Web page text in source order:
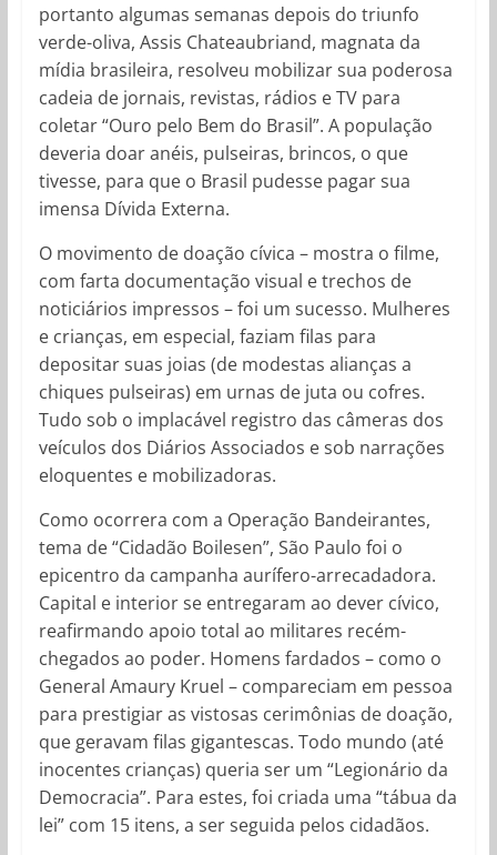
portanto algumas semanas depois do triunfo
verde-oliva, Assis Chateaubriand, magnata da
mídia brasileira, resolveu mobilizar sua poderosa
cadeia de jornais, revistas, rádios e TV para
coletar “Ouro pelo Bem do Brasil”. A população
deveria doar anéis, pulseiras, brincos, o que
tivesse, para que o Brasil pudesse pagar sua
imensa Dívida Externa.
O movimento de doação cívica – mostra o filme,
com farta documentação visual e trechos de
noticiários impressos – foi um sucesso. Mulheres
e crianças, em especial, faziam filas para
depositar suas joias (de modestas alianças a
chiques pulseiras) em urnas de juta ou cofres.
Tudo sob o implacável registro das câmeras dos
veículos dos Diários Associados e sob narrações
eloquentes e mobilizadoras.
Como ocorrera com a Operação Bandeirantes,
tema de “Cidadão Boilesen”, São Paulo foi o
epicentro da campanha aurífero-arrecadadora.
Capital e interior se entregaram ao dever cívico,
reafirmando apoio total ao militares recém-
chegados ao poder. Homens fardados – como o
General Amaury Kruel – compareciam em pessoa
para prestigiar as vistosas cerimônias de doação,
que geravam filas gigantescas. Todo mundo (até
inocentes crianças) queria ser um “Legionário da
Democracia”. Para estes, foi criada uma “tábua da
lei” com 15 itens, a ser seguida pelos cidadãos.